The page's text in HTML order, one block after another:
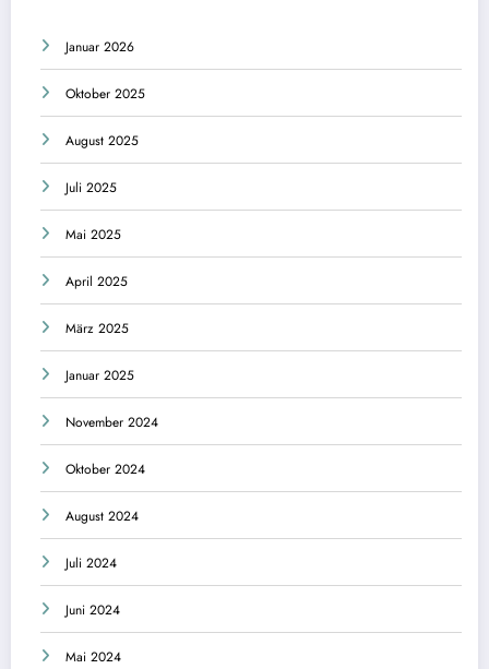
Januar 2026
Oktober 2025
August 2025
Juli 2025
Mai 2025
April 2025
März 2025
Januar 2025
November 2024
Oktober 2024
August 2024
Juli 2024
Juni 2024
Mai 2024